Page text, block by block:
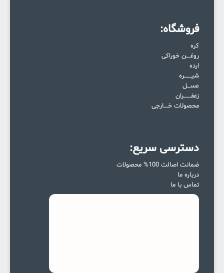
فروشگاه:
کره
روغــــن خوراکی
ارده
شیـــــــره
عســـل
زعفـــــــران
محصولات خــــارجی
دسترسی سریع:
ضمانت اصالت 100% محصولات
درباره ما
تماس با ما